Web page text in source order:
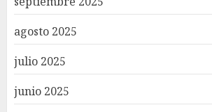
agosto 2025
julio 2025
junio 2025